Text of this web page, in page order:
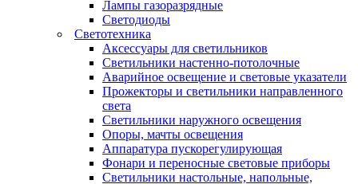
Лампы газоразрядные
Светодиоды
Светотехника
Аксессуары для светильников
Светильники настенно-потолочные
Аварийное освещение и световые указатели
Прожекторы и светильники направленного
света
Светильники наружного освещения
Опоры, мачты освещения
Аппаратура пускорегулирующая
Фонари и переносные световые приборы
Светильники настольные, напольные,